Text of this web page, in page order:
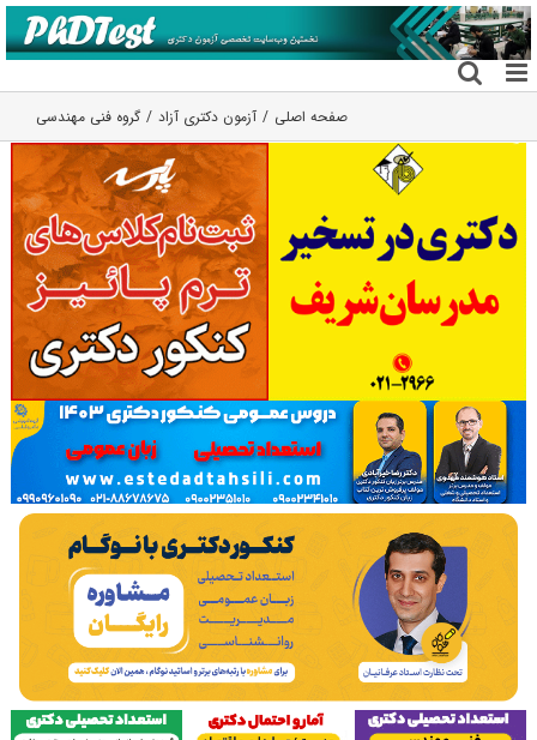
رفتن
به
محتوا
صفحه اصلی آزمون دکتری آزاد گروه فنی مهندسی